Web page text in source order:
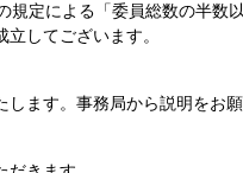
規定による「委員総数の半数
してございます。
ます。事務局から説明をお願